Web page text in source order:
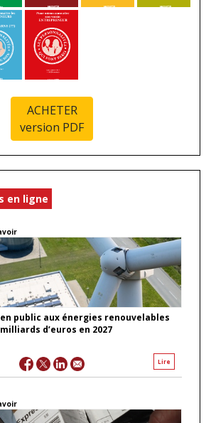
ACHETER
version PDF
en ligne
public aux énergies renouvelables
d’euros en 2027
Lire